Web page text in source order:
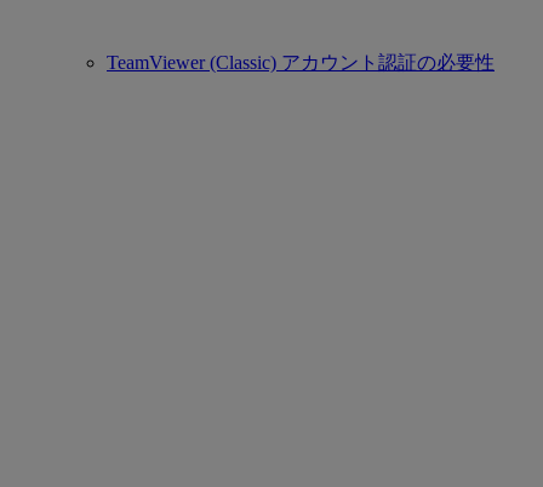
TeamViewer (Classic) アカウント認証の必要性